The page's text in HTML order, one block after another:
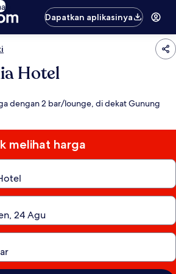
Dapatkan aplikasinya
Hotel
dengan 2 bar/lounge, di dekat Gunung
melihat harga